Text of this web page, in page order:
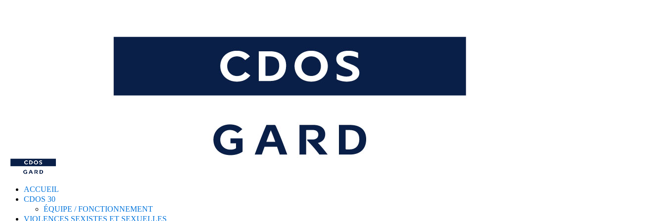
ACCUEIL
CDOS 30
ÉQUIPE / FONCTIONNEMENT
VIOLENCES SEXISTES ET SEXUELLES